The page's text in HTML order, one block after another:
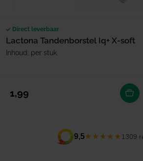
Direct leverbaar
Lactona Tandenborstel Iq+ X-soft
Inhoud: per stuk
Normale prijs
1,99
9,5★★★★★ 1309